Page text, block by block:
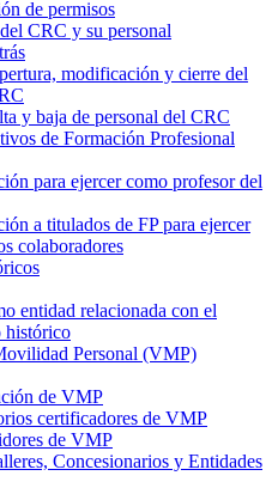
de permisos
CRC y su personal
modificación y cierre del
y baja de personal del CRC
de Formación Profesional
para ejercer como profesor del
a titulados de FP para ejercer
colaboradores
entidad relacionada con el
histórico
Personal (VMP)
de VMP
certificadores de VMP
de VMP
Concesionarios y Entidades